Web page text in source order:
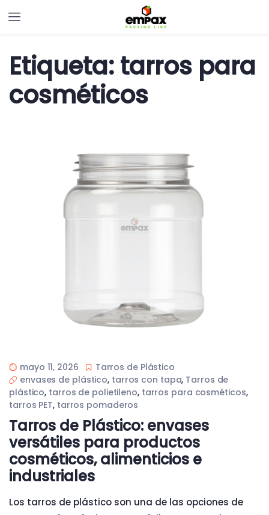
Etiqueta:tarros para
cosméticos
mayo 11, 2026
Tarros de Plástico
envases de plástico, tarros con tapa, Tarros de
plástico, tarros de polietileno, tarros para cosméticos,
tarros PET, tarros pomaderos
Tarros de Plástico: envases
versátiles para productos
cosméticos, alimenticios e
industriales
Los tarros de plástico son una de las opciones de